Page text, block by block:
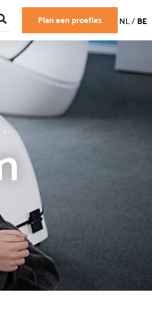
Plan een proefles NL/BE